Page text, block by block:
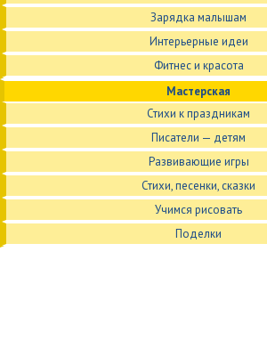
Зарядка малышам
Интерьерные идеи
Фитнес и красота
Мастерская
Стихи к праздникам
Писатели — детям
Развивающие игры
Стихи, песенки, сказки
Учимся рисовать
Поделки